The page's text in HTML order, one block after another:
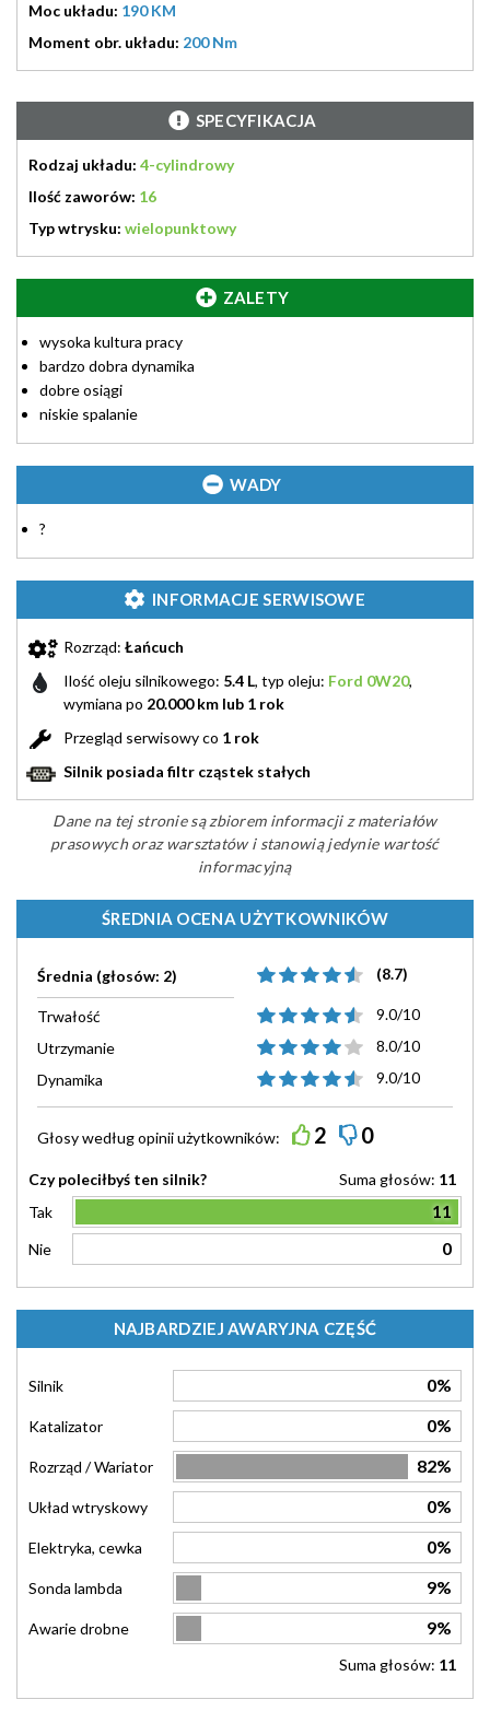
Moc układu: 190 KM
Moment obr. układu: 200 Nm
SPECYFIKACJA
Rodzaj układu: 4-cylindrowy
Ilość zaworów: 16
Typ wtrysku: wielopunktowy
ZALETY
wysoka kultura pracy
bardzo dobra dynamika
dobre osiągi
niskie spalanie
WADY
?
INFORMACJE SERWISOWE
Rozrząd: Łańcuch
Ilość oleju silnikowego: 5.4 L, typ oleju: Ford 0W20,
wymiana po 20.000 km lub 1 rok
Przegląd serwisowy co 1 rok
Silnik posiada filtr cząstek stałych
Dane na tej stronie są zbiorem informacji z materiałów
prasowych oraz warsztatów i stanowią jedynie wartość
informacyjną
ŚREDNIA OCENA UŻYTKOWNIKÓW
Średnia (głosów: 2) (8.7)
Trwałość
9.0/10
Utrzymanie
8.0/10
Dynamika
9.0/10
Głosy wedługopiniiużytkowników: 2 0
Czy poleciłbyś ten silnik? Suma głosów: 11
Tak
11
Nie 0
NAJBARDZIEJ AWARYJNA CZĘŚĆ
Silnik 0%
Katalizator 0%
Rozrząd / Wariator 82%
Układ wtryskowy 0%
Elektryka, cewka 0%
Sonda lambda 9%
Awarie drobne 9%
Suma głosów: 11